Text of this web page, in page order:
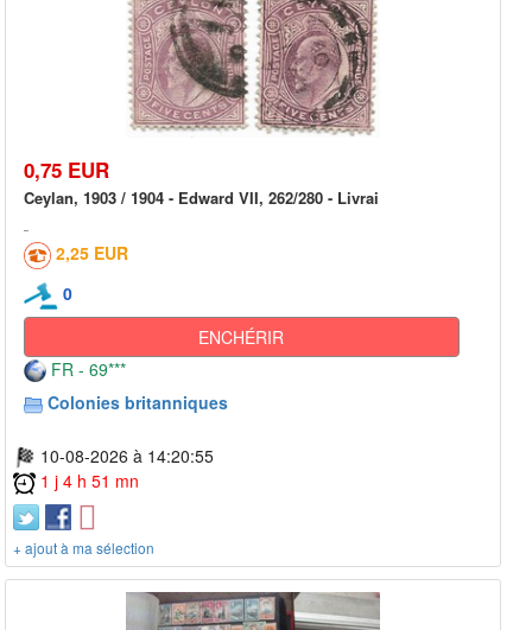
0,75 EUR
Ceylan, 1903 / 1904 - Edward VII, 262/280 - Livrai
2,25 EUR
0
ENCHÉRIR
FR - 69***
Colonies britanniques
10-08-2026 à 14:20:55
1 j 4 h 51 mn
+ ajout à ma sélection